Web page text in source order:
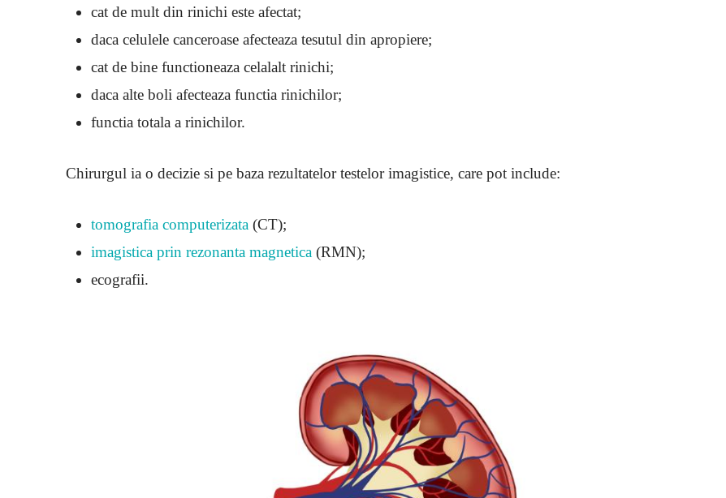
cat de mult din rinichi este afectat;
daca celulele canceroase afecteaza tesutul din apropiere;
cat de bine functioneaza celalalt rinichi;
daca alte boli afecteaza functia rinichilor;
functia totala a rinichilor.
Chirurgul ia o decizie si pe baza rezultatelor testelor imagistice, care pot include:
tomografia computerizata (CT);
imagistica prin rezonanta magnetica (RMN);
ecografii.